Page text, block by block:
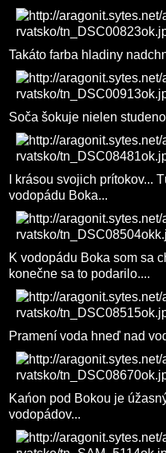
Takáto farba hladiny
Soča šokuje nielen
I krásou svojich prítokov...
vodopádu Boka...
K vodopádu Boka som sa
konečne sa to podarilo....
Pramení voda hneď nad
Kańon pod Bokou je
vodopádov...